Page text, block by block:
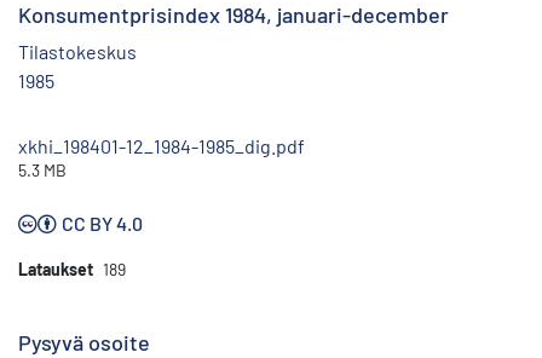
Konsumentprisindex 1984, januari-december
Tilastokeskus
1985
xkhi_198401-12_1984-1985_dig.pdf
5.3 MB
CC BY 4.0
Lataukset 189
Pysyvä osoite